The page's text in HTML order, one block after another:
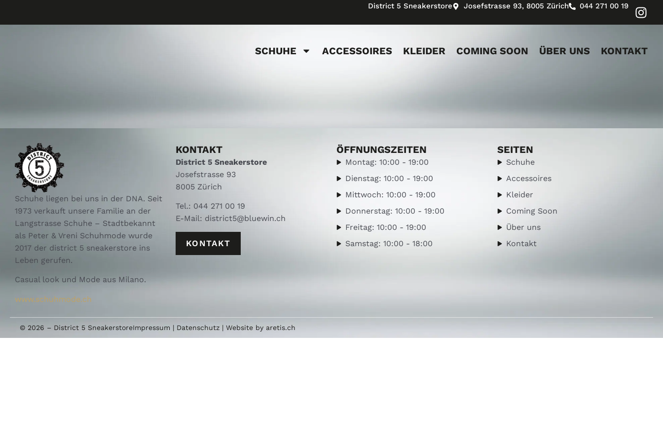
District 5 Sneakerstore Josefstrasse 93, 8005 Zürich 044 271 00 19
SCHUHE ACCESSOIRES KLEIDER COMING SOON ÜBER UNS KONTAKT
Schuhe liegen bei uns in der DNA. Seit
1973 verkauft unsere Familie an der
Langstrasse Schuhe – Stadtbekannt
als Peter & Vreni Schuhmode wurde
2017 der district 5 sneakerstore ins
Leben gerufen.
Casual look und Mode aus Milano.
www.schuhmode.ch
KONTAKT
District 5 Sneakerstore
Josefstrasse 93
8005 Zürich
Tel.: 044 271 00 19
E-Mail: district5@bluewin.ch
KONTAKT
ÖFFNUNGSZEITEN
Montag: 10:00 - 19:00
Dienstag: 10:00 - 19:00
Mittwoch: 10:00 - 19:00
Donnerstag: 10:00 - 19:00
Freitag: 10:00 - 19:00
Samstag: 10:00 - 18:00
SEITEN
Schuhe
Accessoires
Kleider
Coming Soon
Über uns
Kontakt
© 2026 – District 5 SneakerstoreImpressum | Datenschutz | Website by aretis.ch